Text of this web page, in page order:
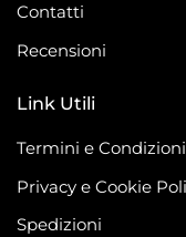
Contatti
Recensioni
Link Utili
Termini e Condizioni
Privacy e Cookie
Spedizioni